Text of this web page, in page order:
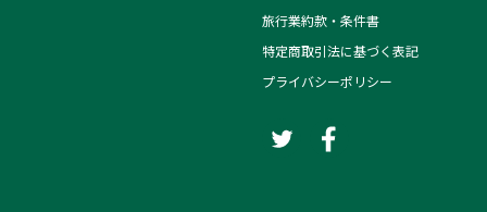
旅行業約款・条件書
特定商取引法に基づく表記
プライバシーポリシー